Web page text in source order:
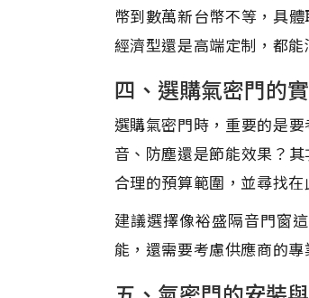
幣到數萬新台幣不等，具
經濟型還是高端定制，都
四、選購氣密門的
選購氣密門時，重要的是
音、防塵還是節能效果？
合理的預算範圍，並尋找
建議選擇像裕盛隔音門窗
能，還需要考慮供應商的